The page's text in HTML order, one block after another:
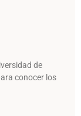
de
conocer los